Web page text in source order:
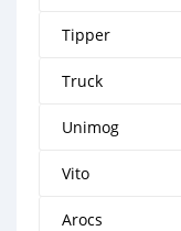
Tipper
Truck
Unimog
Vito
Arocs